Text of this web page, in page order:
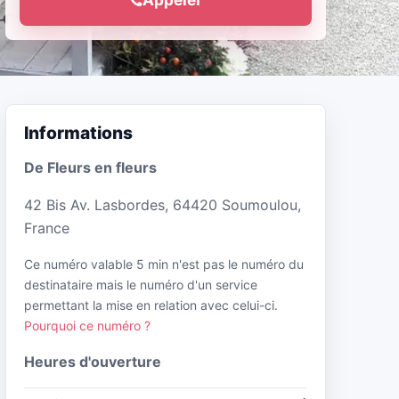
Informations
De Fleurs en fleurs
42 Bis Av. Lasbordes, 64420 Soumoulou,
France
Ce numéro valable 5 min n'est pas le numéro du
destinataire mais le numéro d'un service
permettant la mise en relation avec celui-ci.
Pourquoi ce numéro ?
Heures d'ouverture